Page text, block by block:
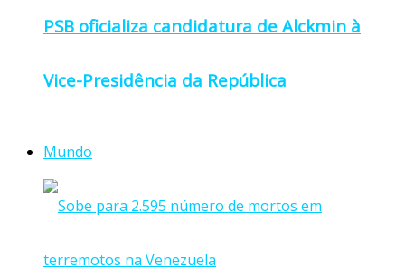
PSB oficializa candidatura de Alckmin à
Vice-Presidência da República
Mundo